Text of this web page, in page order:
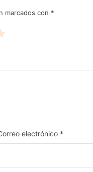
marcados con *
electrónico *